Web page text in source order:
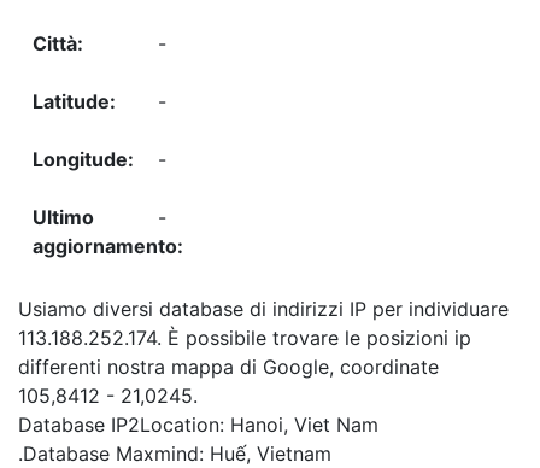
-
-
-
-
Usiamo diversi database di indirizzi IP per individuare
113.188.252.174. È possibile trovare le posizioni ip
differenti nostra mappa di Google, coordinate
105,8412 - 21,0245.
Database IP2Location: Hanoi, Viet Nam
.Database Maxmind: Huế, Vietnam